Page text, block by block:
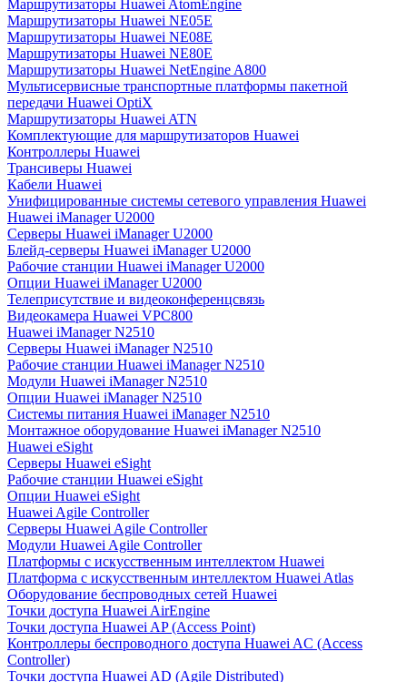
Маршрутизаторы Huawei AtomEngine
Маршрутизаторы Huawei NE05E
Маршрутизаторы Huawei NE08E
Маршрутизаторы Huawei NE80E
Маршрутизаторы Huawei NetEngine A800
Мультисервисные транспортные платформы пакетной
передачи Huawei OptiX
Маршрутизаторы Huawei ATN
Комплектующие для маршрутизаторов Huawei
Контроллеры Huawei
Трансиверы Huawei
Кабели Huawei
Унифицированные системы сетевого управления Huawei
Huawei iManager U2000
Серверы Huawei iManager U2000
Блейд-серверы Huawei iManager U2000
Рабочие станции Huawei iManager U2000
Опции Huawei iManager U2000
Телеприсутствие и видеоконференцсвязь
Видеокамера Huawei VPC800
Huawei iManager N2510
Серверы Huawei iManager N2510
Рабочие станции Huawei iManager N2510
Модули Huawei iManager N2510
Опции Huawei iManager N2510
Системы питания Huawei iManager N2510
Монтажное оборудование Huawei iManager N2510
Huawei eSight
Серверы Huawei eSight
Рабочие станции Huawei eSight
Опции Huawei eSight
Huawei Agile Controller
Серверы Huawei Agile Controller
Модули Huawei Agile Controller
Платформы с искусственным интеллектом Huawei
Платформа с искусственным интеллектом Huawei Atlas
Оборудование беспроводных сетей Huawei
Точки доступа Huawei AirEngine
Точки доступа Huawei AP (Access Point)
Контроллеры беспроводного доступа Huawei AC (Access
Controller)
Точки доступа Huawei AD (Agile Distributed)